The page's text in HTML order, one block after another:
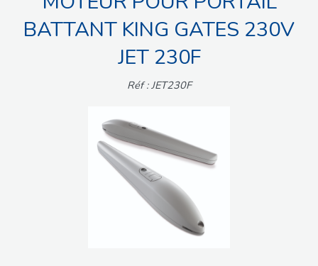
ACCESSOIRES ET ELECTRONIQUES
INTERPHONES VISIOPHONES
BATTANT KING GATES 230V
JET 230F
Réf : JET230F